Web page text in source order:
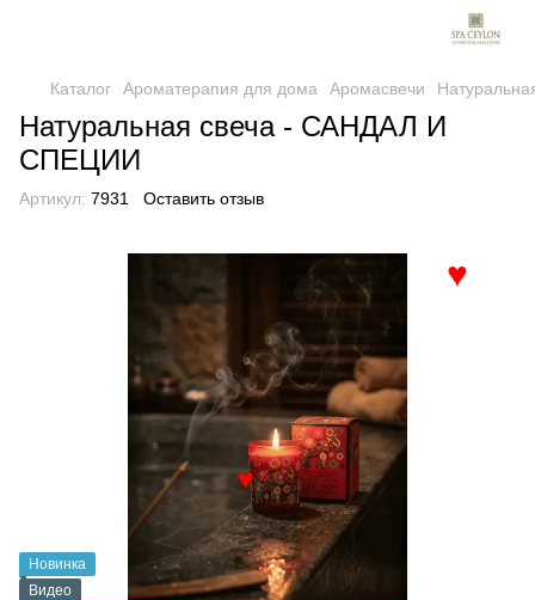
Каталог Ароматерапия для дома Аромасвечи
Натуральная свеча - САНДАЛ И
СПЕЦИИ
Артикул: 7931 Оставить отзыв
Новинка
Видео
♥